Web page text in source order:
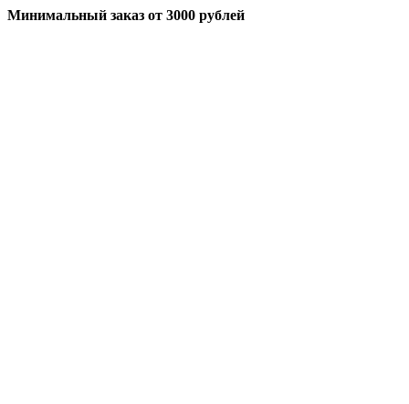
Минимальный заказ от 3000 рублей